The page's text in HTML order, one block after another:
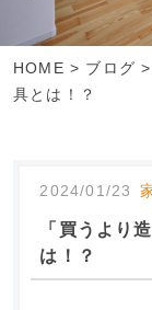
HOME > ブログ >
具とは！？
「買うより
は！？
2024/01/23